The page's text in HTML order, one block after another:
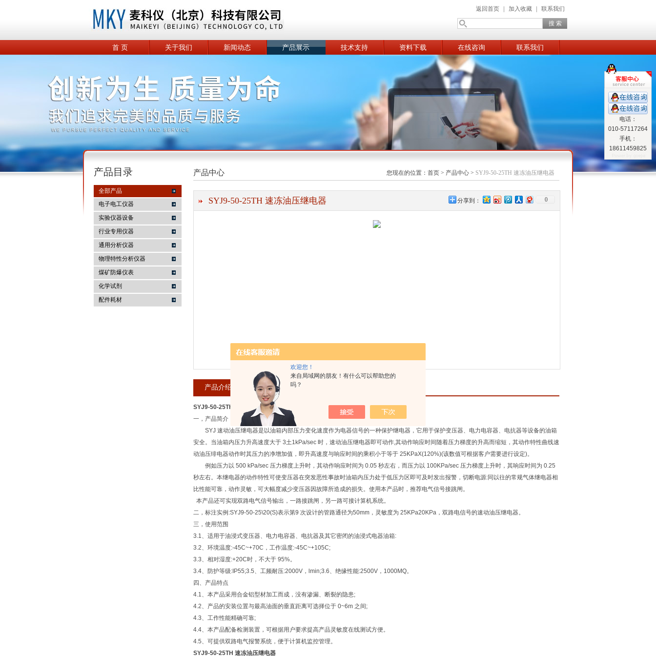
欢迎您！
来自局域网的朋友！有什么可以帮助您的
吗？
麦科仪（北京）科技有限公司
返回首页 加入收藏 联系我们
首 页 关于我们 新闻动态 产品展示 技术支持 资料下载 在线咨询 联系我们
产品目录
全部产品
电子电工仪器
实验仪器设备
行业专用仪器
通用分析仪器
物理特性分析仪器
煤矿防爆仪表
化学试剂
配件耗材
产品中心 您现在的位置： 首页 > 产品中心 > SYJ9-50-25TH 速冻油压继电器
SYJ9-50-25TH 速冻油压继电器 分享到： 0
产品介绍 在线留言
SYJ9-50-25TH 速冻油压继电器
一，产品简介
SYJ 速动油压继电器是以油箱内部压力变化速度作为电器信号的一种保护继电器，它用于保护变压器、电力电容器、电抗器等设备的油箱
安全。当油箱内压力升高速度大于 3土1kPa/sec 时，速动油压继电器即可动作,其动作响应时间随着压力梯度的升高而缩短，其动作特性曲线速
动油压绯电器动作时其压力的净增加值，即升高速度与响应时间的乘积小于等于 25KPaX(120%)(该数值可根据客户需要进行设定)。
例如压力以 500 kPa/sec 压力梯度上升时，其动作响应时间为 0.05 秒左右，而压力以 100KPa/sec 压力梯度上升时，其响应时间为 0.25
秒左右。本继电器的动作特性可使变压器在突发恶性事故时油箱内压力处于低压力区即可及时发出报警，切断电源:同以往的常规气体继电器相
比性能可靠，动作灵敏，可大幅度减少变压器因故障所造成的损失。使用本产品时，推荐电气信号接跳闸。
本产品还可实现双路电气信号输出，一路接跳闸，另一路可接计算机系统。
二，标注实例:SYJ9-50-25\20(S)表示第9 次设计的管路通径为50mm，灵敏度为 25KPa20KPa，双路电信号的速动油压继电器。
三，使用范围
3.1、适用于油浸式变压器、电力电容器、电抗器及其它密闭的油浸式电器油箱:
3.2、环境温度:-45C~+70C，工作温度:-45C~+105C;
3.3、相对湿度:+20C时，不大于 95%。
3.4、防护等级:IP55;3.5、工频耐压:2000V，lmin;3.6、绝缘性能:2500V，1000MQ。
四、产品特点
4.1、本产品采用合金铝型材加工而成，没有渗漏、断裂的隐患;
4.2、产品的安装位置与最高油面的垂直距离可选择位于 0~6m 之间;
4.3、工作性能精确可靠;
4.4、本产品配备检测装置，可根据用户要求提高产品灵敏度在线测试方便。
4.5、可提供双路电气报警系统，便于计算机监控管理。
SYJ9-50-25TH 速冻油压继电器
电话：
010-57117264
手机：
18611459825